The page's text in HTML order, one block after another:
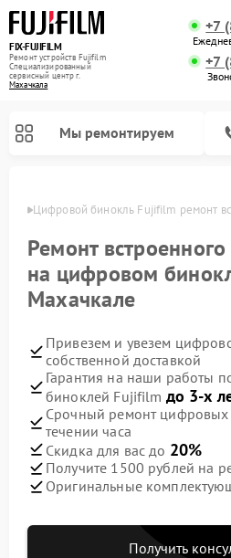
FIX-FUJIFILM
Ремонт устройств Fujifilm
Специализированный
cервисный центр г.
Махачкала
+7
+7
Мы ремонтируем
Цифровой бинокль Fujifilm ремонт
Ремонт
на цифровом
Махачкале
Привезем и увезем
собственной доставкой
Гарантия на наши работы
биноклей Fujifilm до 3-х
Срочный ремонт
течении часа
Скидка для вас до 20%
Получите 1500 рублей на
Оригинальные
Получить